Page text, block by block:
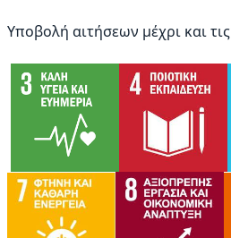
Υποβολή αιτήσεων μέχρι και